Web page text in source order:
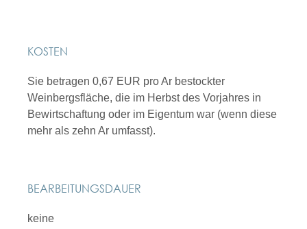
KOSTEN
Sie betragen 0,67 EUR pro Ar bestockter
Weinbergsfläche, die im Herbst des Vorjahres in
Bewirtschaftung oder im Eigentum war (wenn diese
mehr als zehn Ar umfasst).
BEARBEITUNGSDAUER
keine